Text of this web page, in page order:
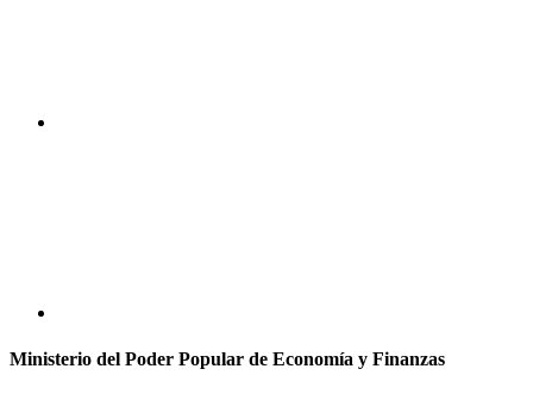
Ministerio del Poder Popular de Economía y Finanzas